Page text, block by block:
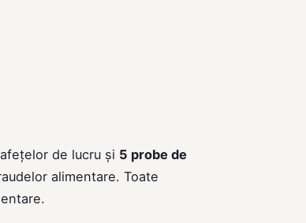
de lucru și 5 probe de
alimentare. Toate